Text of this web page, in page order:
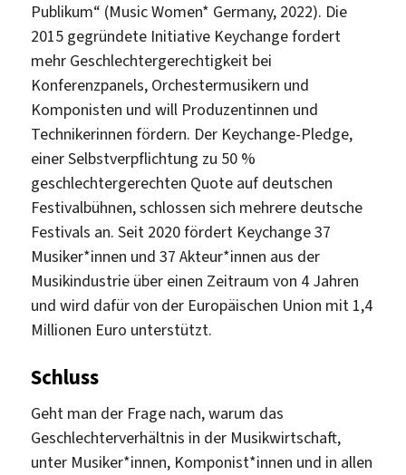
Publikum“ (Music Women* Germany, 2022). Die
2015 gegründete Initiative Keychange fordert
mehr Geschlechtergerechtigkeit bei
Konferenzpanels, Orchestermusikern und
Komponisten und will Produzentinnen und
Technikerinnen fördern. Der Keychange-Pledge,
einer Selbstverpflichtung zu 50 %
geschlechtergerechten Quote auf deutschen
Festivalbühnen, schlossen sich mehrere deutsche
Festivals an. Seit 2020 fördert Keychange 37
Musiker*innen und 37 Akteur*innen aus der
Musikindustrie über einen Zeitraum von 4 Jahren
und wird dafür von der Europäischen Union mit 1,4
Millionen Euro unterstützt.
Schluss
Geht man der Frage nach, warum das
Geschlechterverhältnis in der Musikwirtschaft,
unter Musiker*innen, Komponist*innen und in allen